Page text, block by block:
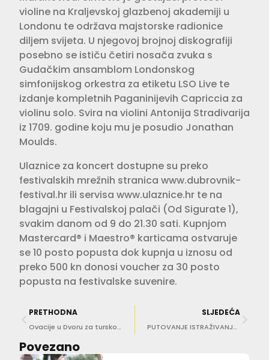
violine na Kraljevskoj glazbenoj akademiji u
Londonu te održava majstorske radionice
diljem svijeta. U njegovoj brojnoj diskografiji
posebno se ističu četiri nosača zvuka s
Gudačkim ansamblom Londonskog
simfonijskog orkestra za etiketu LSO Live te
izdanje kompletnih Paganinijevih Capriccia za
violinu solo. Svira na violini Antonija Stradivarija
iz 1709. godine koju mu je posudio Jonathan
Moulds.
Ulaznice za koncert dostupne su preko
festivalskih mrežnih stranica www.dubrovnik-
festival.hr ili servisa www.ulaznice.hr te na
blagajni u Festivalskoj palači (Od Sigurate 1),
svakim danom od 9 do 21.30 sati. Kupnjom
Mastercard® i Maestro® karticama ostvaruje
se 10 posto popusta dok kupnja u iznosu od
preko 500 kn donosi voucher za 30 posto
popusta na festivalske suvenire.
PRETHODNA
Ovacije u Dvoru za turskog pijanista i skladatelja Fazıla Saya
SLJEDEĆA
PUTOVANJE ISTRAŽIVANJA SLOBODE Plesna predstava REVEL REVEL izvedena na Gradcu
Povezano